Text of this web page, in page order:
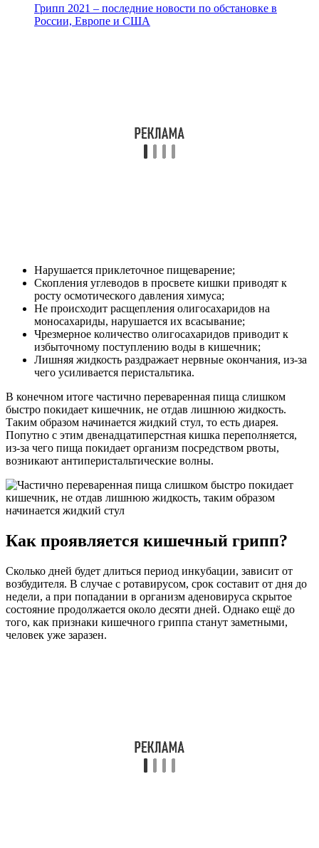
Грипп 2021 – последние новости по обстановке в
России, Европе и США
Нарушается приклеточное пищеварение;
Скопления углеводов в просвете кишки приводят к
росту осмотического давления химуса;
Не происходит расщепления олигосахаридов на
моносахариды, нарушается их всасывание;
Чрезмерное количество олигосахаридов приводит к
избыточному поступлению воды в кишечник;
Лишняя жидкость раздражает нервные окончания, из-за
чего усиливается перистальтика.
В конечном итоге частично переваренная пища слишком
быстро покидает кишечник, не отдав лишнюю жидкость.
Таким образом начинается жидкий стул, то есть диарея.
Попутно с этим двенадцатиперстная кишка переполняется,
из-за чего пища покидает организм посредством рвоты,
возникают антиперистальтические волны.
Как проявляется кишечный грипп?
Сколько дней будет длиться период инкубации, зависит от
возбудителя. В случае с ротавирусом, срок составит от дня до
недели, а при попадании в организм аденовируса скрытое
состояние продолжается около десяти дней. Однако ещё до
того, как признаки кишечного гриппа станут заметными,
человек уже заразен.